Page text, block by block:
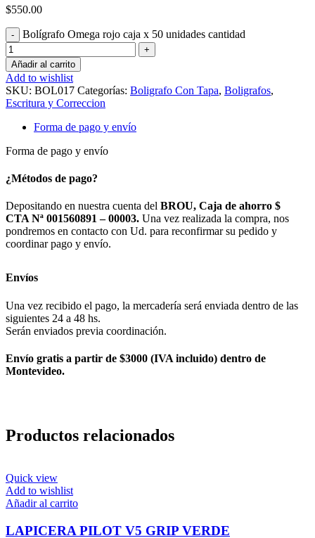
$550.00
Bolígrafo Omega rojo caja x 50 unidades cantidad
Añadir al carrito
Add to wishlist
SKU: BOL017 Categorías: Boligrafo Con Tapa, Boligrafos,
Escritura y Correccion
Forma de pago y envío
Forma de pago y envío
¿Métodos de pago?
Depositando en nuestra cuenta del BROU, Caja de ahorro $
CTA Nª 001560891 – 00003. Una vez realizada la compra, nos
pondremos en contacto con Ud. para reconfirmar su pedido y
coordinar pago y envío.
Envíos
Una vez recibido el pago, la mercadería será enviada dentro de las
siguientes 24 a 48 hs.
Serán enviados previa coordinación.
Envío gratis a partir de $3000 (IVA incluido) dentro de
Montevideo.
Productos relacionados
Quick view
Add to wishlist
Añadir al carrito
LAPICERA PILOT V5 GRIP VERDE